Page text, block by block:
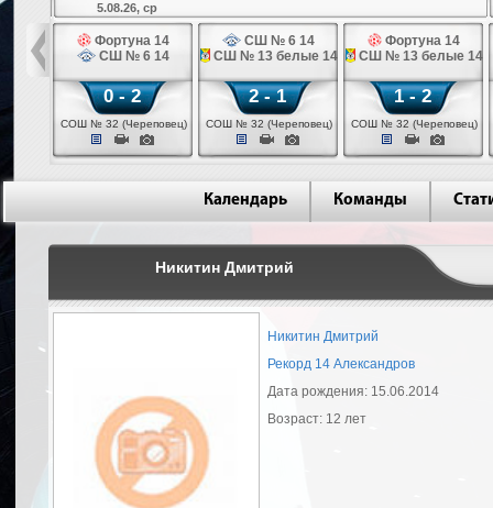
14
5.08.26, ср
Фортуна 14
СШ № 6 14
0 - 2
СОШ № 32 (Череповец)
СШ № 6 14
СШ № 13 белые 14
2 - 1
СОШ № 32 (Череповец)
Фортуна 14
СШ № 13 белые 14
1 - 2
СОШ № 32 (Череповец)
Календарь Команды
Никитин Дмитрий
Никитин Дмитрий
Рекорд 14 Александров
Дата рождения: 15.06.2014
Возраст: 12 лет